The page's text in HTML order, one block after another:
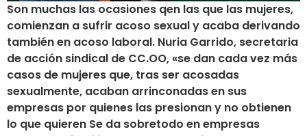
Son muchas las ocasiones qen las que las mujeres,
comienzan a sufrir acoso sexual y acaba derivando
también en acoso laboral. Nuria Garrido, secretaria
de acción sindical de CC.OO, «se dan cada vez más
casos de mujeres que, tras ser acosadas
sexualmente, acaban arrinconadas en sus
empresas por quienes las presionan y no obtienen
lo que quieren Se da sobretodo en empresas